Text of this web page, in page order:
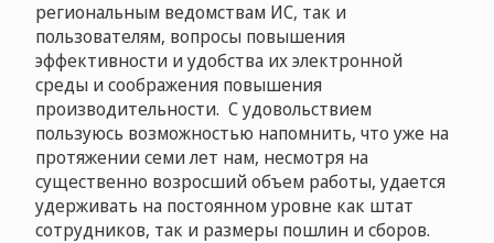
региональным ведомствам ИС, так и
пользователям, вопросы повышения
эффективности и удобства их электронной
среды и соображения повышения
производительности. С удовольствием
пользуюсь возможностью напомнить, что уже на
протяжении семи лет нам, несмотря на
существенно возросший объем работы, удается
удерживать на постоянном уровне как штат
сотрудников, так и размеры пошлин и сборов.